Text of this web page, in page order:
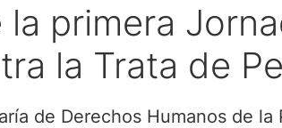
primera
la Trata de
de Derechos Humanos de la